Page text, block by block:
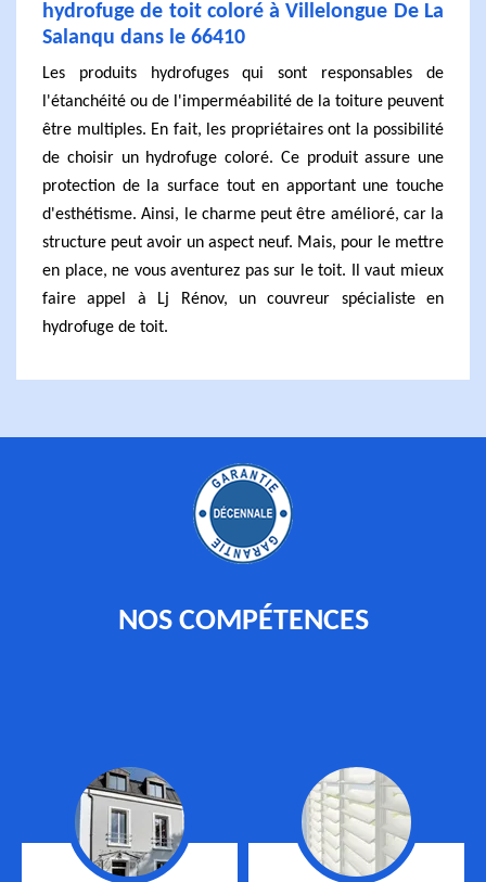
hydrofuge de toit coloré à Villelongue De La
Salanqu dans le 66410
Les produits hydrofuges qui sont responsables de
l'étanchéité ou de l'imperméabilité de la toiture peuvent
être multiples. En fait, les propriétaires ont la possibilité
de choisir un hydrofuge coloré. Ce produit assure une
protection de la surface tout en apportant une touche
d'esthétisme. Ainsi, le charme peut être amélioré, car la
structure peut avoir un aspect neuf. Mais, pour le mettre
en place, ne vous aventurez pas sur le toit. Il vaut mieux
faire appel à Lj Rénov, un couvreur spécialiste en
hydrofuge de toit.
NOS COMPÉTENCES